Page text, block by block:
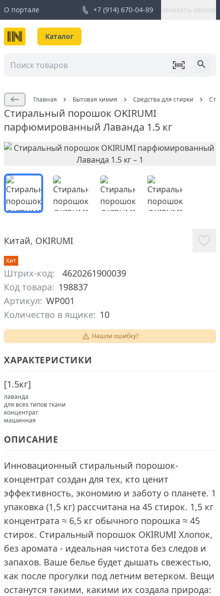
О портале +7 (914) 670-04-89 Заказать звонок
Каталог
Главная Бытовая химия Средства для стирки
Стиральный порошок OKIRUMI
парфюмированный Лаванда 1.5 кг
Китай, OKIRUMI
Хит
Штрих-код:
4620261900039
Код товара: 198837
Артикул: WP001
Количество в ящике: 10
Нашли ошибку?
ХАРАКТЕРИСТИКИ
[1.5кг]
лаванда
для всех типов ткани
концентрат
машинная
ОПИСАНИЕ
Инновационный стиральный порошок-
концентрат создан для тех, кто ценит
эффективность, экономию и заботу о планете. 1
упаковка (1,5 кг) рассчитана на 45 стирок. 1,5 кг
концентрата ≈ 6,5 кг обычного порошка ≈ 45
стирок. Стиральный порошок OKIRUMI Хлопок,
без аромата - идеальная чистота без следов и
запахов. Ваше белье будет дышать свежестью,
как после прогулки под летним ветерком. Вещи
останутся такими, какими их создала природа: